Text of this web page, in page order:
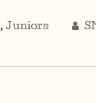
, Juniors